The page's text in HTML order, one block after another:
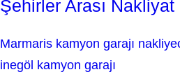
Şehirler Arası Nakliyat
Marmaris kamyon garajı
inegöl kamyon garajı